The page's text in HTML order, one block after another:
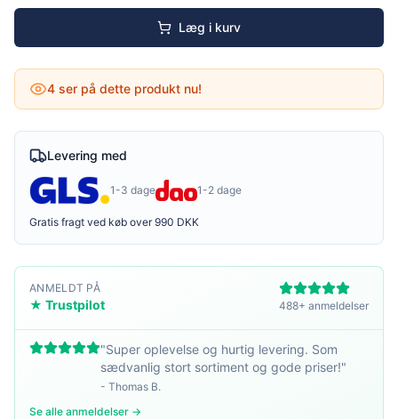
Læg i kurv
4 ser på dette produkt nu!
Levering med
1-3 dage 1-2 dage
Gratis fragt ved køb over 990 DKK
ANMELDT PÅ
★ Trustpilot 488+ anmeldelser
"Super oplevelse og hurtig levering. Som
sædvanlig stort sortiment og gode priser!"
- Thomas B.
Se alle anmeldelser →